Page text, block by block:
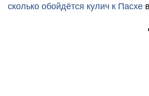
сколько обойдётся кулич к Пасхе